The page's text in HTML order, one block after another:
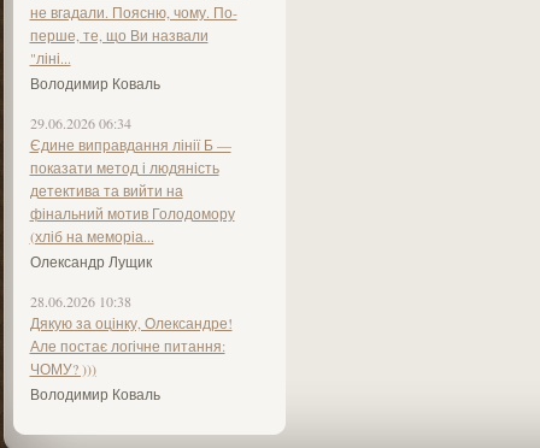
не вгадали. Поясню, чому. По-
перше, те, що Ви назвали
"ліні...
Володимир Коваль
29.06.2026 06:34
Єдине виправдання лінії Б —
показати метод і людяність
детектива та вийти на
фінальний мотив Голодомору
(хліб на меморіа...
Олександр Лущик
28.06.2026 10:38
Дякую за оцінку, Олександре!
Але постає логічне питання:
ЧОМУ? )))
Володимир Коваль